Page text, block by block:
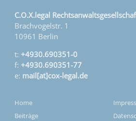
C.O.X.legal
Brachvogelstr. 1
10961 Berlin
t: +4930.690351-0
f: +4930.690351-77
e: mail[at]cox-legal.de
Home
Beiträge